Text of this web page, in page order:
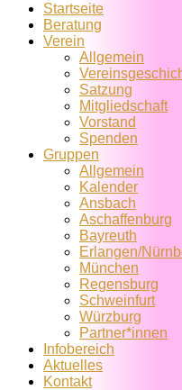
Startseite
Beratung
Verein
Allgemein
Satzung
Mitglied­schaft
Vorstand
Spenden
Gruppen
Allgemein
Kalender
Ansbach
Aschaffenburg
Bayreuth
Erlangen/
München
Regensburg
Schweinfurt
Würzburg
Partner*innen
Infobereich
Aktuelles
Kontakt